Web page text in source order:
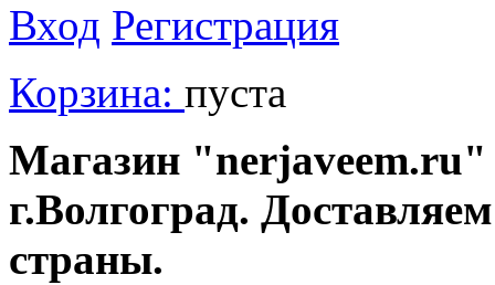
Вход Регистрация
Корзина: пуста
Магазин "nerjaveem.ru"
г.Волгоград.
страны.